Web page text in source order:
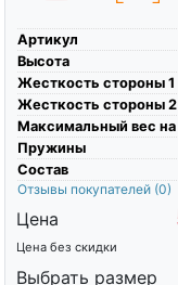
Артикул
Высота
Жесткость стороны 1
Жесткость стороны 2
Максимальный вес на
Пружины
Состав
Отзывы покупателей (0)
Цена
Цена без скидки
Выбрать размер